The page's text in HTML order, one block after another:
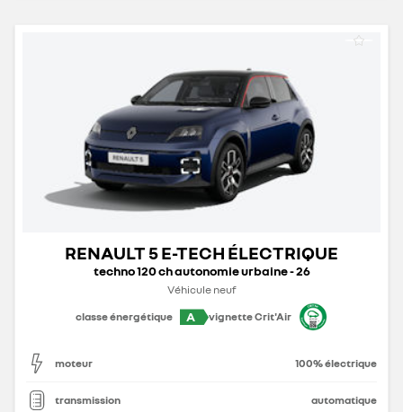
RENAULT 5 E-TECH ÉLECTRIQUE
techno 120 ch autonomie urbaine - 26
Véhicule neuf
classe énergétique
A vignette Crit'Air
moteur 100% électrique
transmission automatique